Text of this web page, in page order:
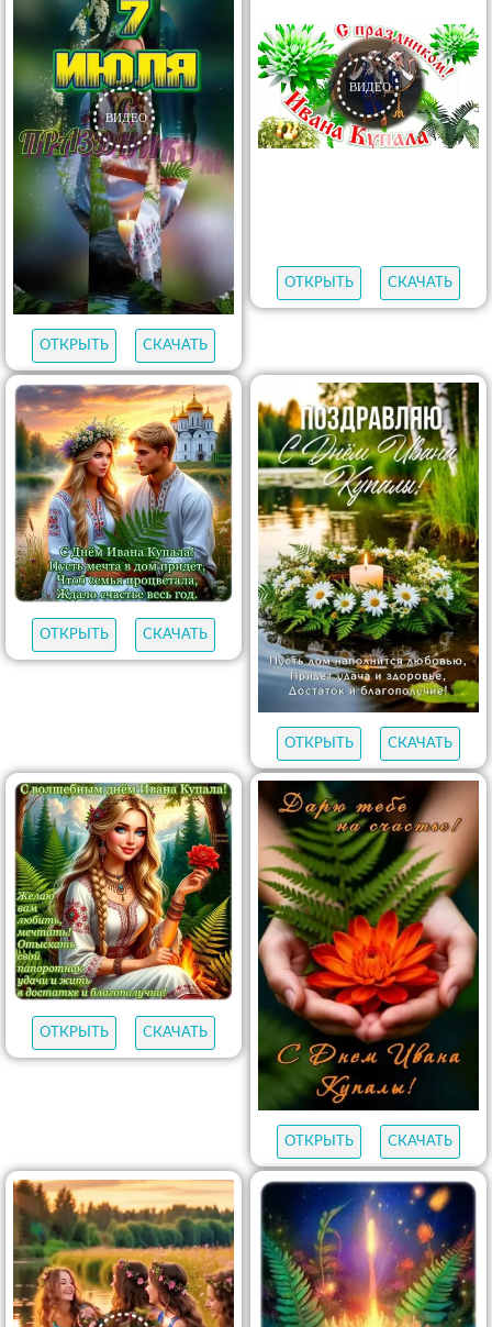
ОТКРЫТЬ СКАЧАТЬ
ОТКРЫТЬ СКАЧАТЬ
ОТКРЫТЬ СКАЧАТЬ
ОТКРЫТЬ СКАЧАТЬ
ОТКРЫТЬ СКАЧАТЬ
ОТКРЫТЬ СКАЧАТЬ